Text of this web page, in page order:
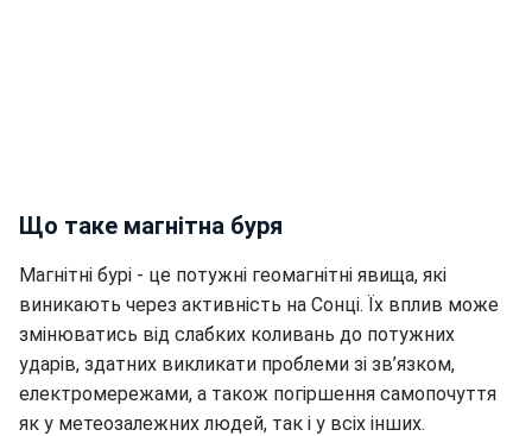
Що таке магнітна буря
Магнітні бурі - це потужні геомагнітні явища, які
виникають через активність на Сонці. Їх вплив може
змінюватись від слабких коливань до потужних
ударів, здатних викликати проблеми зі зв’язком,
електромережами, а також погіршення самопочуття
як у метеозалежних людей, так і у всіх інших.